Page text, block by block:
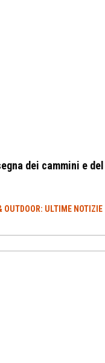
dei cammini e del
OUTDOOR: ULTIME NOTIZIE